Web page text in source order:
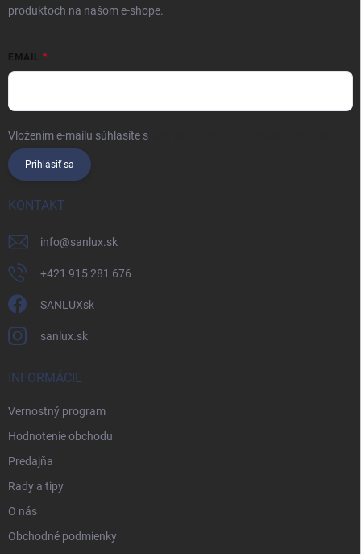
produktoch na našom e-shope.
EMAIL
Vložením e-mailu súhlasíte s
Prihlásiť sa
KONTAKT
info@sanlux.sk
+421 915 281 676
SANLUXsk
sanlux.sk
INFORMÁCIE
Vernostný program
Hodnotenie obchodu
Predajňa
Rady a tipy
O nás
Obchodné podmienky